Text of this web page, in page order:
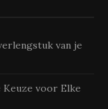
van je
voor Elke